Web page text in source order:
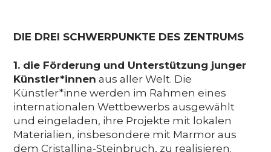
DIE DREI SCHWERPUNKTE DES ZENTRUMS
1. die Förderung und Unterstützung junger
Künstler*innen aus aller Welt. Die
Künstler*inne werden im Rahmen eines
internationalen Wettbewerbs ausgewählt
und eingeladen, ihre Projekte mit lokalen
Materialien, insbesondere mit Marmor aus
dem Cristallina-Steinbruch, zu realisieren.